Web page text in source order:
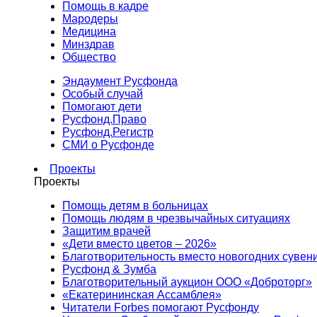
Помощь в кадре
Мародеры
Медицина
Минздрав
Общество
Эндаумент Русфонда
Особый случай
Помогают дети
Русфонд.Право
Русфонд.Регистр
СМИ о Русфонде
Проекты
Проекты
Помощь детям в больницах
Помощь людям в чрезвычайных ситуациях
Защитим врачей
«Дети вместо цветов – 2026»
Благотворительность вместо новогодних
Русфонд & Зумба
Благотворительный аукцион ООО «Доброторг»
«Екатерининская Ассамблея»
Читатели Forbes помогают Русфонду